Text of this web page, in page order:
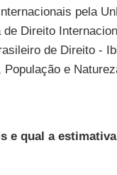
pela
de Direito
de Direito -
e
e qual a